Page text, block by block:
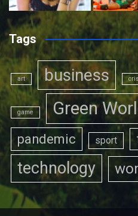
Tags
art business
game Green
pandemic sport
technology